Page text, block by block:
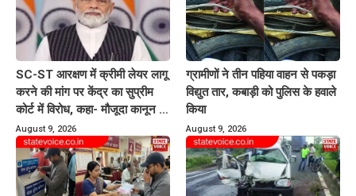
SC-ST आरक्षण में क्रीमी लेयर लागू
करने की मांग पर केंद्र का सुप्रीम
कोर्ट में विरोध, कहा- मौजूदा कानून में
प्रावधान नहीं
August 9, 2026
ग्रामीणों ने तीन पहिया वाहन से पकड़ा
विद्युत तार, कबाड़ी को पुलिस के हवाले
किया
August 9, 2026